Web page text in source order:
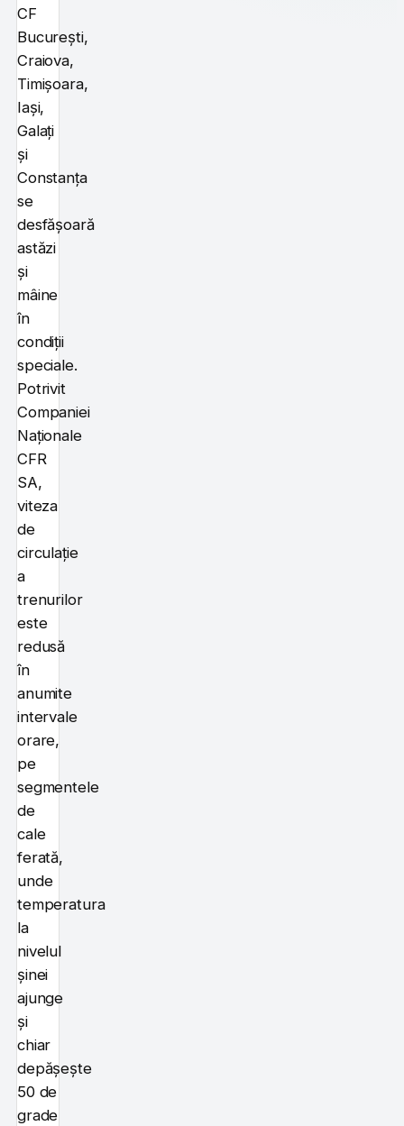
CF
București,
Craiova,
Timișoara,
Iași,
Galați
și
Constanța
se
desfășoară
astăzi
și
mâine
în
condiții
speciale.
Potrivit
Companiei
Naționale
CFR
SA,
viteza
de
circulație
a
trenurilor
este
redusă
în
anumite
intervale
orare,
pe
segmentele
de
cale
ferată,
unde
temperatura
la
nivelul
șinei
ajunge
și
chiar
depășește
50 de
grade